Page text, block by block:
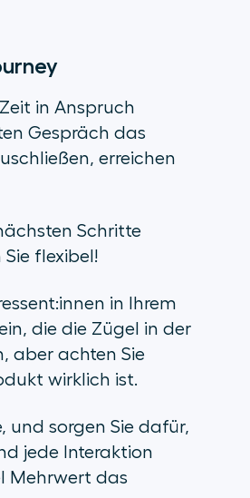
in Anspruch
Gespräch das
erreichen
Schritte
flexibel!
in Ihrem
die die Zügel in der
aber achten Sie
wirklich ist.
und sorgen Sie dafür,
jede Interaktion
Mehrwert das